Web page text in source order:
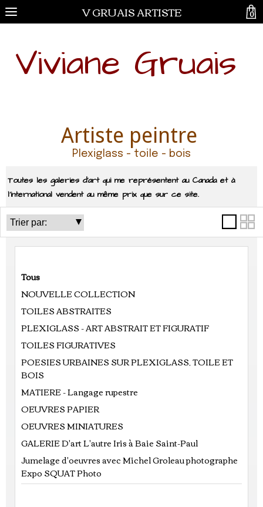
V GRUAIS ARTISTE
Viviane Gruais
Artiste peintre
Plexiglass - toile - bois
Toutes les galeries d'art qui me représentent au Canada et à
l'international vendent au même prix que sur ce site.
Tous
NOUVELLE COLLECTION
TOILES ABSTRAITES
PLEXIGLASS - ART ABSTRAIT ET FIGURATIF
TOILES FIGURATIVES
POESIES URBAINES SUR PLEXIGLASS, TOILE ET
BOIS
MATIERE - Langage rupestre
OEUVRES PAPIER
OEUVRES MINIATURES
GALERIE D'art L'autre Iris à Baie Saint-Paul
Jumelage d'oeuvres avec Michel Groleau photographe
Expo SQUAT Photo
0